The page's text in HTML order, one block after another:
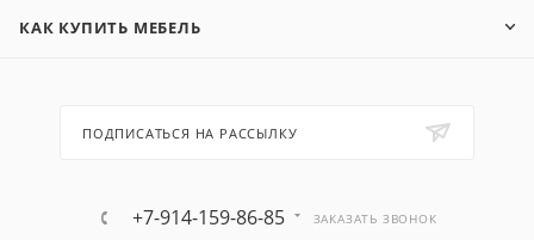
КАК КУПИТЬ МЕБЕЛЬ
ПОДПИСАТЬСЯ НА РАССЫЛКУ
+7-914-159-86-85 ЗАКАЗАТЬ ЗВОНОК